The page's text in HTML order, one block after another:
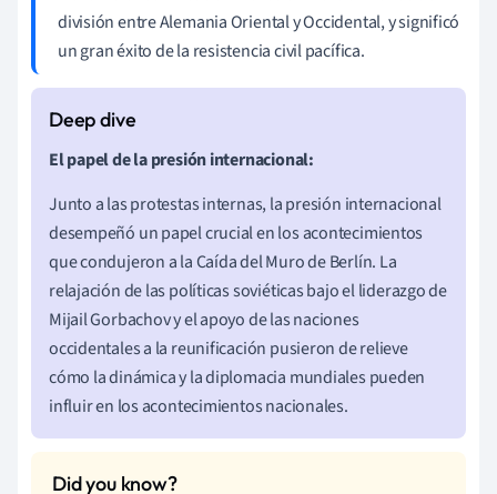
división entre Alemania Oriental y Occidental, y significó
un gran éxito de la resistencia civil pacífica.
El papel de la presión internacional:
Junto a las protestas internas, la presión internacional
desempeñó un papel crucial en los acontecimientos
que condujeron a la Caída del Muro de Berlín. La
relajación de las políticas soviéticas bajo el liderazgo de
Mijail Gorbachov y el apoyo de las naciones
occidentales a la reunificación pusieron de relieve
cómo la dinámica y la diplomacia mundiales pueden
influir en los acontecimientos nacionales.